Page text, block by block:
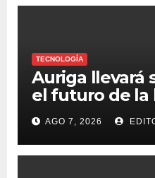
TECNOLOGÍA
Auriga llevará
el futuro de la
Digital Summit
AGO 7, 2026